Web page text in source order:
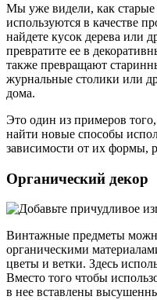
Мы уже видели, как старые
используются в качестве
найдете кусок дерева или
превратите ее в
также превращают
журнальные столики или
дома.
Это один из примеров
найти новые способы
зависимости от их формы,
Органический декор
Винтажные предметы
органическими
цветы и ветки. Здесь
Вместо того чтобы
в нее вставлены